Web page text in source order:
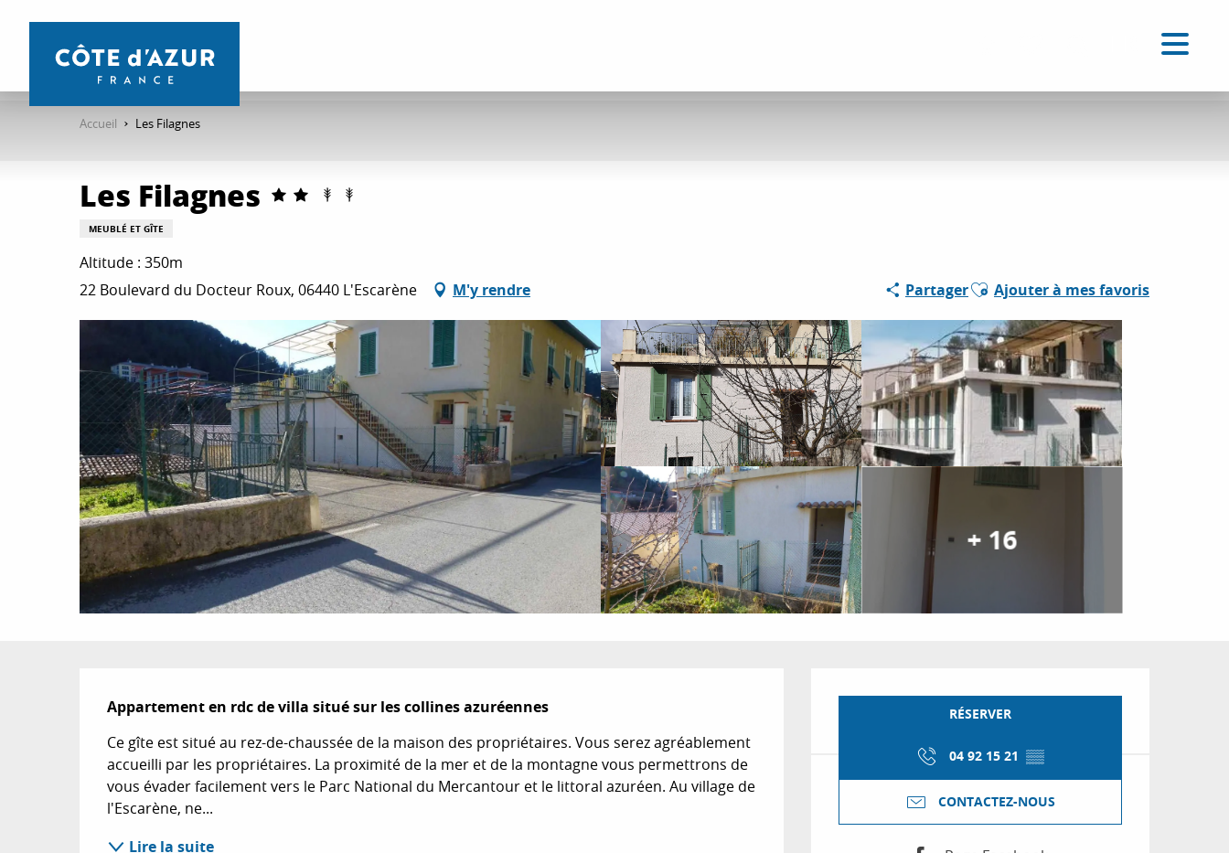
contenu
Accueil Les Filagnes
Les Filagnes
MEUBLÉ ET GÎTE
Altitude : 350m
22 Boulevard du Docteur Roux, 06440 L'Escarène
M'y rendre PartagerAjouter aux favoris
Ajouter à mes favoris
+ 16
Ouverture et
RÉSERVER
04 92 15 21 ▒▒
CONTACTEZ-NOUS
Description
Appartement en rdc de villa situé sur les collines azuréennes
Ce gîte est situé au rez-de-chaussée de la maison des propriétaires. Vous serez agréablement
accueilli par les propriétaires. La proximité de la mer et de la montagne vous permettrons de
vous évader facilement vers le Parc National du Mercantour et le littoral azuréen. Au village de
l'Escarène, ne...
Lire la suite